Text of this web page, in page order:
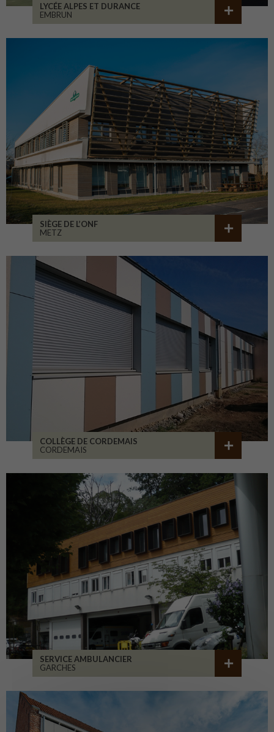
LYCÉE ALPES ET DURANCE
EMBRUN
SIÈGE DE L’ONF
METZ
COLLÈGE DE CORDEMAIS
CORDEMAIS
SERVICE AMBULANCIER
GARCHES